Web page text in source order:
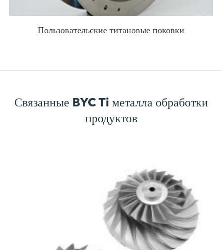
Пользовательские титановые поковки
Связанные BYC Ti металла обработки
продуктов